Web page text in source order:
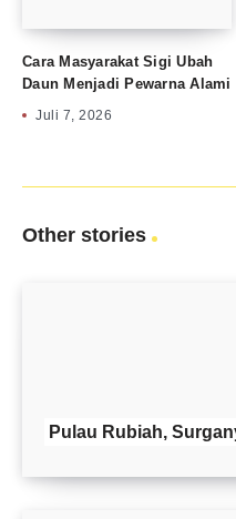
Cara Masyarakat Sigi Ubah
Daun Menjadi Pewarna Alami
Juli 7, 2026
Other stories
Pulau Rubiah,